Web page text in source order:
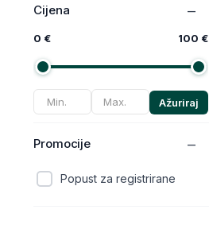
Cijena
0 € 100 €
Ažuriraj
Promocije
Popust za registrirane